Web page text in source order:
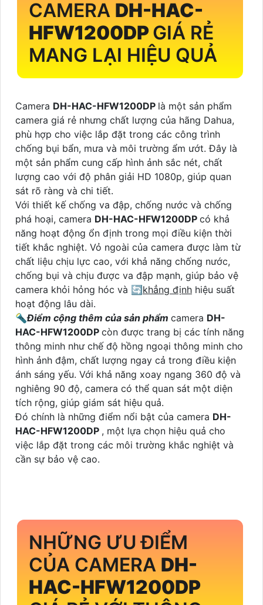
CAMERA DH-HAC-
HFW1200DPGIÁ RẺ
MANG LẠI HIỆU QUẢ
Camera DH-HAC-HFW1200DP là một sản phẩm
camera giá rẻ nhưng chất lượng của hãng Dahua,
phù hợp cho việc lắp đặt trong các công trình
chống bụi bẩn, mưa và môi trường ẩm ướt. Đây là
một sản phẩm cung cấp hình ảnh sắc nét, chất
lượng cao với độ phân giải HD 1080p, giúp quan
sát rõ ràng và chi tiết.
Với thiết kế chống va đập, chống nước và chống
phá hoại, camera DH-HAC-HFW1200DP có khả
năng hoạt động ổn định trong mọi điều kiện thời
tiết khắc nghiệt. Vỏ ngoài của camera được làm từ
chất liệu chịu lực cao, với khả năng chống nước,
chống bụi và chịu được va đập mạnh, giúp bảo vệ
camera khỏi hỏng hóc và 🔄khẳng định hiệu suất
hoạt động lâu dài.
🔦Điểm cộng thêm của sản phẩm camera DH-
HAC-HFW1200DP còn được trang bị các tính năng
thông minh như chế độ hồng ngoại thông minh cho
hình ảnh đậm, chất lượng ngay cả trong điều kiện
ánh sáng yếu. Với khả năng xoay ngang 360 độ và
nghiêng 90 độ, camera có thể quan sát một diện
tích rộng, giúp giám sát hiệu quả.
Đó chính là những điểm nổi bật của camera DH-
HAC-HFW1200DP , một lựa chọn hiệu quả cho
việc lắp đặt trong các môi trường khắc nghiệt và
cần sự bảo vệ cao.
NHỮNG ƯU ĐIỂM
CỦA CAMERA DH-
HAC-HFW1200DP